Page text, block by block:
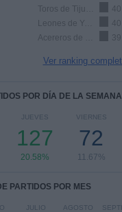
Ver ranking
POR DÍA DE LA SEMANA
JUEVES
127
20.58%
VIERNES
72
11.67%
PARTIDOS POR MES
JULIO AGOSTO